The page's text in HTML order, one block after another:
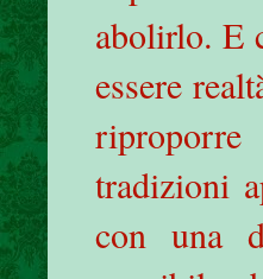
abolirlo. E
essere
tradizioni
con una